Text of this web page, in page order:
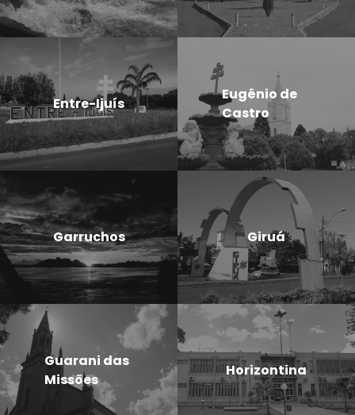
Entre-Ijuís
Eugênio de
Castro
Garruchos Giruá
Guarani das
Missões
Horizontina